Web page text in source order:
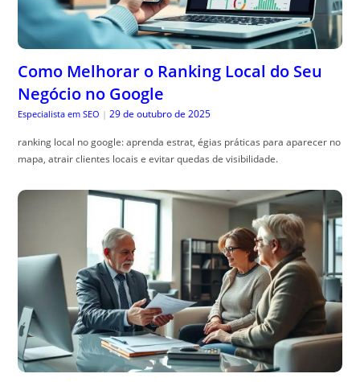
Como Melhorar o Ranking Local do Seu
Negócio no Google
Especialista em SEO | 29 de outubro de 2025
ranking local no google: aprenda estrat, égias práticas para aparecer no
mapa, atrair clientes locais e evitar quedas de visibilidade.